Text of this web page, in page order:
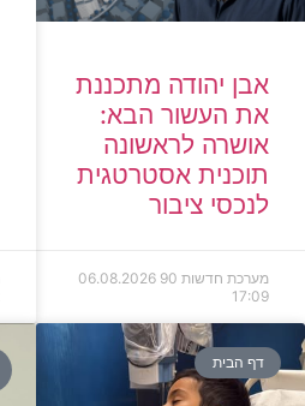
אבן יהודה מתכננת
את העשור הבא:
אושרה לראשונה
תוכנית אסטרטגית
לנכסי ציבור
מערכת חדשות 90
06.08.2026
17:09
דף הבית